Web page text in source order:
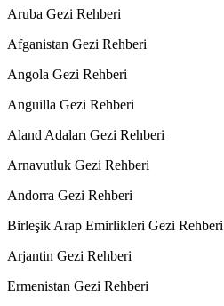
Aruba Gezi Rehberi
Afganistan Gezi Rehberi
Angola Gezi Rehberi
Anguilla Gezi Rehberi
Aland Adaları Gezi Rehberi
Arnavutluk Gezi Rehberi
Andorra Gezi Rehberi
Birleşik Arap Emirlikleri Gezi Rehberi
Arjantin Gezi Rehberi
Ermenistan Gezi Rehberi